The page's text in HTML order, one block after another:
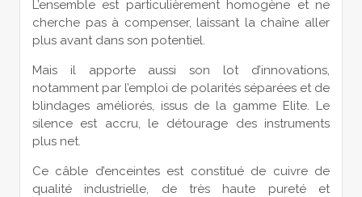
L’ensemble est particulièrement homogène et ne
cherche pas à compenser, laissant la chaîne aller
plus avant dans son potentiel.
Mais il apporte aussi son lot d’innovations,
notamment par l’emploi de polarités séparées et de
blindages améliorés, issus de la gamme Elite. Le
silence est accru, le détourage des instruments
plus net.
Ce câble d’enceintes est constitué de cuivre de
qualité industrielle, de très haute pureté et